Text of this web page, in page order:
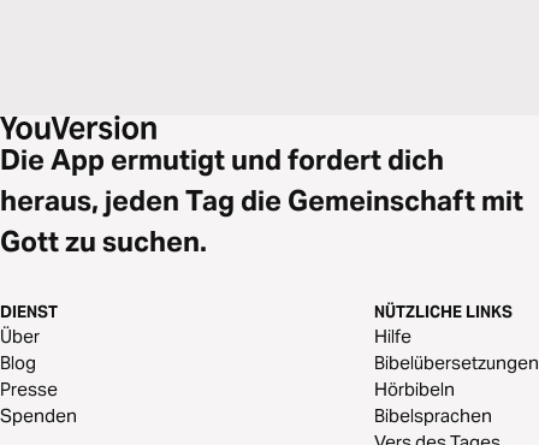
Die App ermutigt und fordert dich
heraus, jeden Tag die Gemeinschaft mit
Gott zu suchen.
DIENST
Über
Blog
Presse
Spenden
NÜTZLICHE LINKS
Hilfe
Bibelübersetzungen
Hörbibeln
Bibelsprachen